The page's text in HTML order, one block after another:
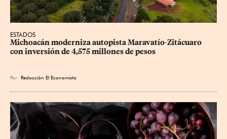
ESTADOS
Michoacán moderniza autopista Maravatío-Zitácuaro
con inversión de 4,575 millones de pesos
Por Redacción El Economista